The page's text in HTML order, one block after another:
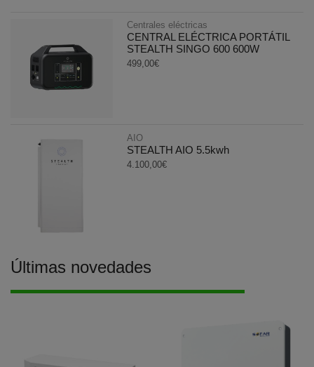
Centrales eléctricas
CENTRAL ELÉCTRICA PORTÁTIL
STEALTH SINGO 600 600W
499,00€
AIO
STEALTH AIO 5.5kwh
4.100,00€
Últimas novedades